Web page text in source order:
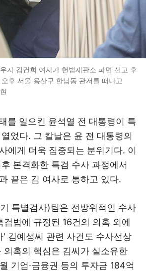
자 김건희 여사가 헌법재판소 파면 선고 후
후 서울 용산구 한남동 관저를 떠나고
를 일으킨 윤석열 전 대통령이 특
었다. 그 칼날은 윤 전 대통령의
에게 더욱 집중되는 분위기다. 이
본격화한 특검 수사 과정에서
끝은 김 여사로 통하고 있다.
특별검사)팀은 전방위적인 수사
검법에 규정된 16건의 의혹 외에
' 김예성씨 관련 사건도 수사선상
의혹의 핵심은 김씨가 실소유한
기업·금융권 등의 투자금 184억